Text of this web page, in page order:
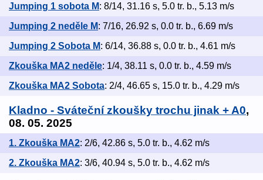
Jumping 1 sobota M: 8/14, 31.16 s, 5.0 tr. b., 5.13 m/s
Jumping 2 neděle M: 7/16, 26.92 s, 0.0 tr. b., 6.69 m/s
Jumping 2 Sobota M: 6/14, 36.88 s, 0.0 tr. b., 4.61 m/s
Zkouška MA2 neděle: 1/4, 38.11 s, 0.0 tr. b., 4.59 m/s
Zkouška MA2 Sobota: 2/4, 46.65 s, 15.0 tr. b., 4.29 m/s
Kladno - Sváteční zkoušky trochu jinak + A0,
08. 05. 2025
1. Zkouška MA2: 2/6, 42.86 s, 5.0 tr. b., 4.62 m/s
2. Zkouška MA2: 3/6, 40.94 s, 5.0 tr. b., 4.62 m/s